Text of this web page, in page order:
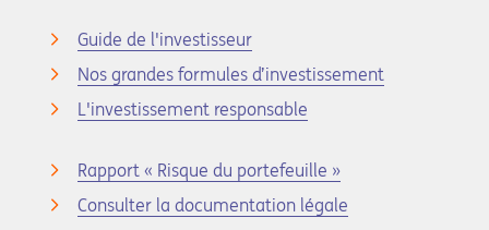
Guide de l'investisseur
Nos grandes formules d’investissement
L'investissement responsable
Rapport « Risque du portefeuille »
Consulter la documentation légale